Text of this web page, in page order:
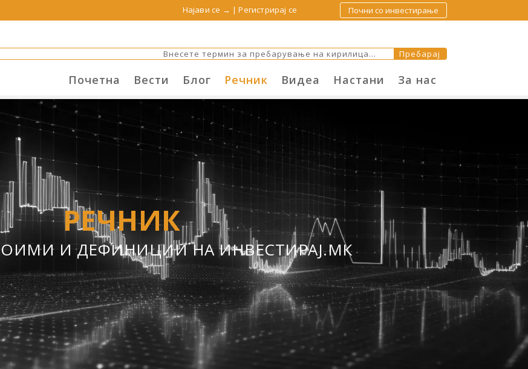
Најави се → |Регистрирај се Почни со инвестирање
Почетна Вести Блог Речник Видеа Настани За нас
РЕЧНИК
И ДЕФИНИЦИИ НА ИНВЕСТИРАЈ.МК